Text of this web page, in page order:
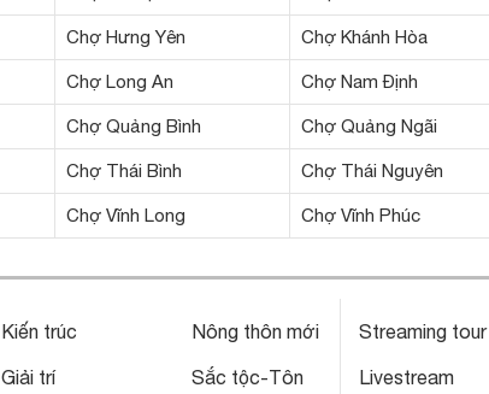
Chợ Hưng Yên Chợ Khánh Hòa
Chợ Long An Chợ Nam Định
Chợ Quảng Bình Chợ Quảng Ngãi
Chợ Thái Bình Chợ Thái Nguyên
Chợ Vĩnh Long Chợ Vĩnh Phúc
Kiến trúc
Giải trí
Nông thôn mới
Sắc tộc-Tôn
Streaming tour
Livestream